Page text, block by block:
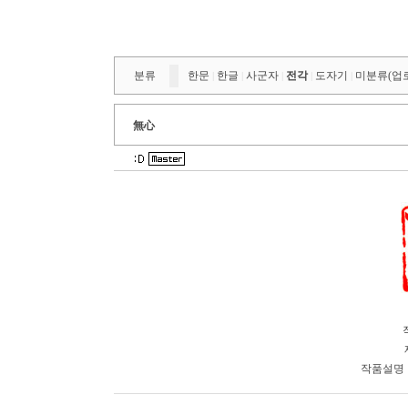
분류 한문 한글 사군자 전각 도자기 미분류(업
無心
작품설명